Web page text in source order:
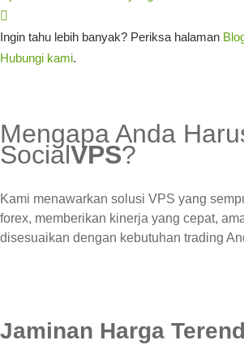
Ingin tahu lebih banyak? Periksa halaman
Hubungi kami.
Mengapa Anda
SocialVPS?
Kami menawarkan solusi VPS yang
forex, memberikan kinerja yang cepat,
disesuaikan dengan kebutuhan trading
Jaminan Harga